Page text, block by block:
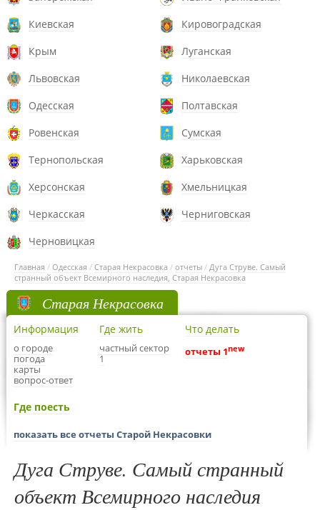
Киевская
Кировоградская
Крым
Луганская
Львовская
Николаевская
Одесская
Полтавская
Ровенская
Сумская
Тернопольская
Харьковская
Херсонская
Хмельницкая
Черкасская
Черниговская
Черновицкая
Главная / Одесская / Старая Некрасовка / отчеты / Дуга Струве. Самый
странный объект Всемирного наследия, Старая Некрасовка
Старая Некрасовка
Информация
о городе
погода
карты
вопрос-ответ
Где жить
частный сектор
1
Что делать
отчеты 1new
Где поесть
показать все отчеты Старой Некрасовки
Дуга Струве. Самый странный
объект Всемирного наследия